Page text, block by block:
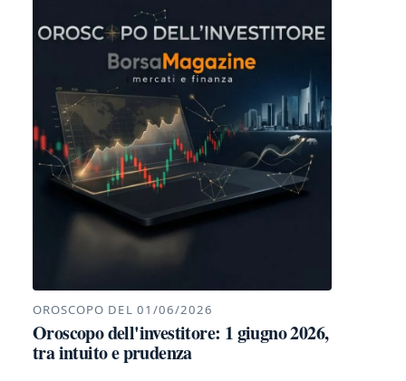
OROSCOPO DEL 01/06/2026
Oroscopo dell'investitore: 1 giugno 2026,
tra intuito e prudenza